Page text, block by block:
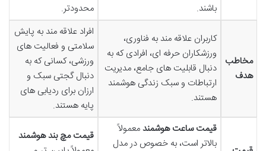
باشند.
محدودتر.
مخاطب
هدف
کاربران علاقه مند به فناوری،
ورزشکاران حرفه ای، افرادی که به
دنبال قابلیت های جامع، مدیریت
ارتباطات و سبک زندگی هوشمند
هستند.
افراد علاقه مند به پایش
سلامتی و فعالیت های
ورزشی، کسانی که به
دنبال گجتی سبک و
ارزان برای ردیابی های
پایه هستند.
قیمت ساعت هوشمندمعمولاً
بالاتر است، به خصوص در مدل
قیمت مچ بند هوشمند